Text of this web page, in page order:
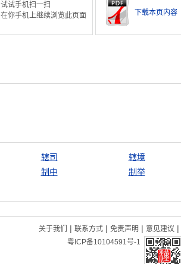
试试手机扫一扫
在你手机上继续浏览此页面
下载本页内容
辖司 辖境
制中 制举
关于我们 | 联系方式 | 免责声明 | 意见建议 |
粤ICP备10104591号-1